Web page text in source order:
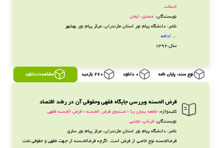
خدمات
نویسندگان: صمدی، ایمان
ناشر: دانشگاه پیام نور استان مازندران، مرکز پیام نور بهشهر
... ادامه
سال:1392
نوع سند: پایان نامه 0 دانلود 260 بازدید مشاهده/دانلود
قرض الحسنه وبررسی جایگاه فقهی وحقوقی آن در رشد اقتصاد
کلیدواژه: جامعه بدون ربا ؛ صندوق قرض الحسنه ؛ قرض الحسنه فقهی
نویسندگان: قربانی، مجتبی
ناشر: دانشگاه پیام نور استان مازندران، مرکز پیام نور ساری
قرض­الحسنه نوع خاصی از قرض است. اگرچه‌ قرض­الحـسنه از جـهت فقهی و حقوقی تحت